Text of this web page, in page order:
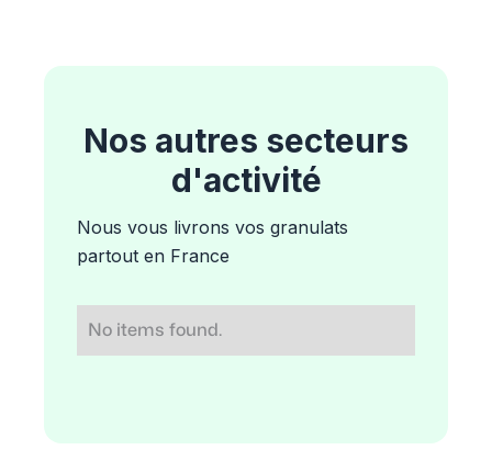
Nos autres secteurs
d'activité
Nous vous livrons vos granulats
partout en France
No items found.